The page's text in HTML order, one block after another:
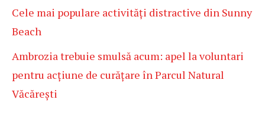
Cele mai populare activități distractive din Sunny
Beach
Ambrozia trebuie smulsă acum: apel la voluntari
pentru acțiune de curățare în Parcul Natural
Văcărești